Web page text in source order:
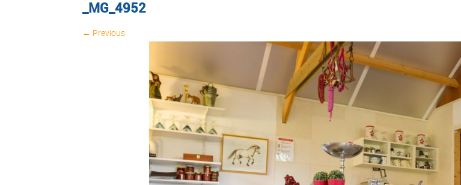
_MG_4952
Image navigation
← Previous